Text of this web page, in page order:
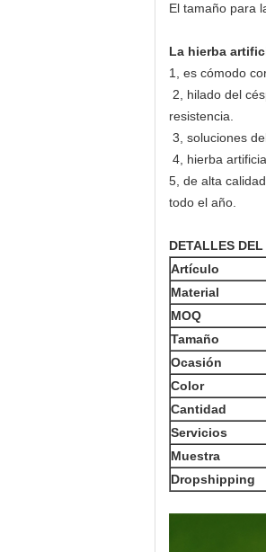
El tamaño para
La hierba
1, es cómodo
2, hilado del
resistencia.
3, soluciones
4, hierba
5, de alta
todo el año.
DETALLES
Artículo
Material
MOQ
Tamaño
Ocasión
Color
Cantidad
Servicios
Muestra
Dropshipping